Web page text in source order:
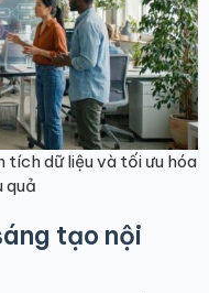
tích dữ liệu và tối ưu hóa
quả
tạo nội